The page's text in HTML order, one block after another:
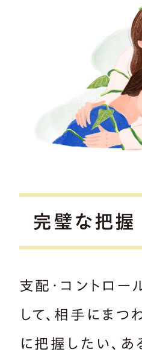
完璧な把握
支配・コントロー
して、相手にまつ
に把握したい、あ